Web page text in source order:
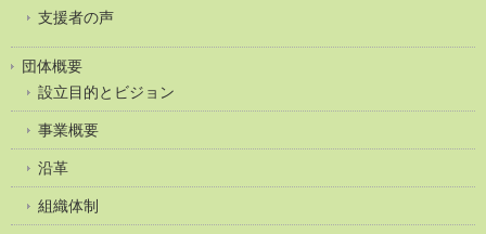
支援者の声
団体概要
設立目的とビジョン
事業概要
沿革
組織体制